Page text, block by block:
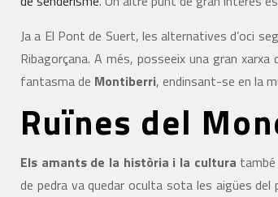
Ja a El Pont de Suert, les alternatives d’oci
Ribagorçana. A més, posseeix una gran
fantasma de Montiberri, endinsant-se en la
Ruïnes del
Els amants de la història i la cultura
de pedra va quedar oculta sota les aigües